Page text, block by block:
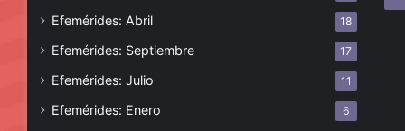
Efemérides: Abril 18
Efemérides: Septiembre 17
Efemérides: Julio 11
Efemérides: Enero 6